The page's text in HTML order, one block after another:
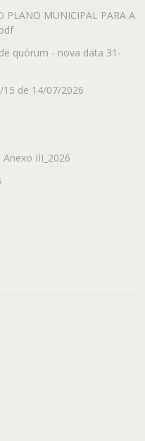
PLANO MUNICIPAL PARA A
quórum - nova data 31-
15 de 14/07/2026
III_2026